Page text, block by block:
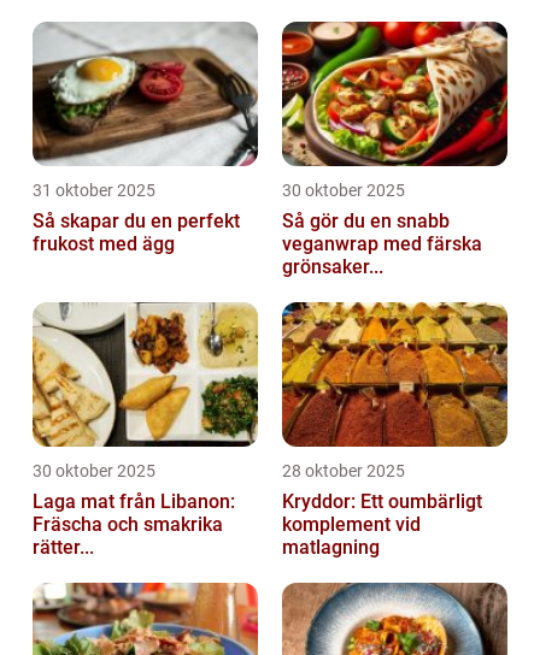
31 oktober 2025
Så skapar du en perfekt
frukost med ägg
30 oktober 2025
Så gör du en snabb
veganwrap med färska
grönsaker...
30 oktober 2025
Laga mat från Libanon:
Fräscha och smakrika
rätter...
28 oktober 2025
Kryddor: Ett oumbärligt
komplement vid
matlagning